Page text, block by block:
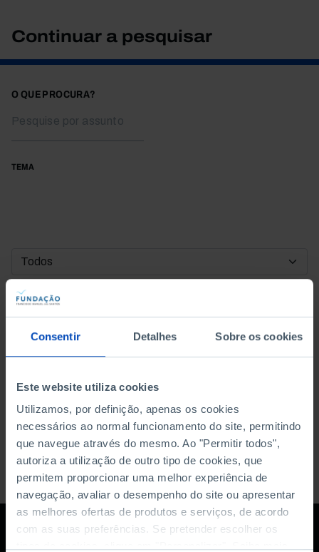
Consentir Detalhes Sobre os cookies
Este website utiliza cookies
Utilizamos, por definição, apenas os cookies
necessários ao normal funcionamento do site, permitindo
que navegue através do mesmo. Ao "Permitir todos",
autoriza a utilização de outro tipo de cookies, que
permitem proporcionar uma melhor experiência de
navegação, avaliar o desempenho do site ou apresentar
as melhores ofertas de produtos e serviços, de acordo
com as suas preferências. Se pretender escolher os
Continuar a pesquisar
O QUE PROCURA?
TEMA
DATA DE INÍCIO
DATA DE FIM